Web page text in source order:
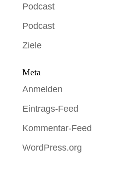
Podcast
Podcast
Ziele
Meta
Anmelden
Eintrags-Feed
Kommentar-Feed
WordPress.org